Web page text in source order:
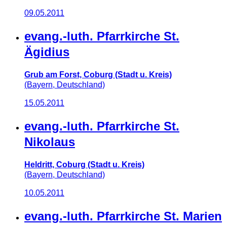
09.05.2011
evang.-luth. Pfarrkirche St.
Ägidius
Grub am Forst, Coburg (Stadt u. Kreis)
(Bayern, Deutschland)
15.05.2011
evang.-luth. Pfarrkirche St.
Nikolaus
Heldritt, Coburg (Stadt u. Kreis)
(Bayern, Deutschland)
10.05.2011
evang.-luth. Pfarrkirche St. Marien